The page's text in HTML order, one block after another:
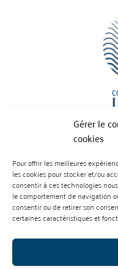
Gérer le
cookies
Pour offrir les meilleures
les cookies pour stocker et/ou
consentir à ces technologies
le comportement de navigation
consentir ou de retirer son
certaines caractéristiques et
BP 70023 -
Tél :